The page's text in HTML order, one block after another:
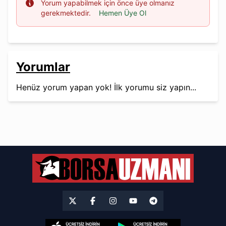
Info
Yorum yapabilmek için önce üye olmanız
gerekmektedir.
Hemen Üye Ol
Yorumlar
Henüz yorum yapan yok! İlk yorumu siz yapın...